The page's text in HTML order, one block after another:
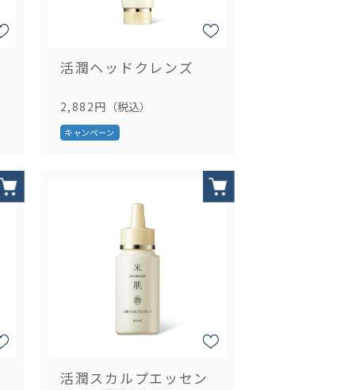
活潤ヘッドクレンズ
2,882円 （税込）
活潤スカルプエッセン